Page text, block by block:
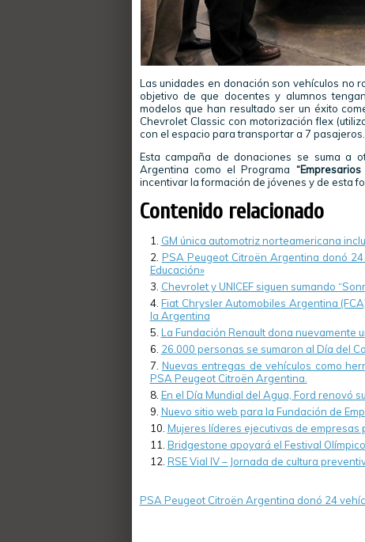
Las unidades en donación son vehículos no
objetivo de que docentes y alumnos
modelos que han resultado ser un éxito
Chevrolet Classic con motorización flex
con el espacio para transportar a 7 pasajeros.
Esta campaña de donaciones se suma a
Argentina como el Programa
incentivar la formación de jóvenes y de esta
Contenido relacionado
GM única automotriz norteamericana
PSA Peugeot Citroën Argentina donó
Educación»
Chevrolet y UNICEF siguen sumando
Fiat Chrysler Automobiles Argentina
la Argentina
La Fundación Renault dona nuevamente
26.000 personas se sumaron al Día del
Nuevas entregas de vehículos como
PSA Peugeot Citroën Argentina.
En el Día Mundial del Agua, Ford renovó
Nuevo sitio web para la Fundación de
Mujeres líderes ejecutivas de empresas
Bridgestone apoyará el Festival
RSE Vial IV – Jornada de cultura
PSA Peugeot Citroën Argentina donó 24